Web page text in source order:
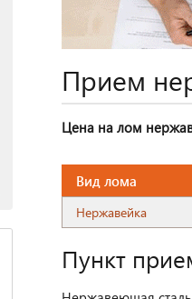
Прием
Цена на лом
Вид лома
Нержавейка
Пункт